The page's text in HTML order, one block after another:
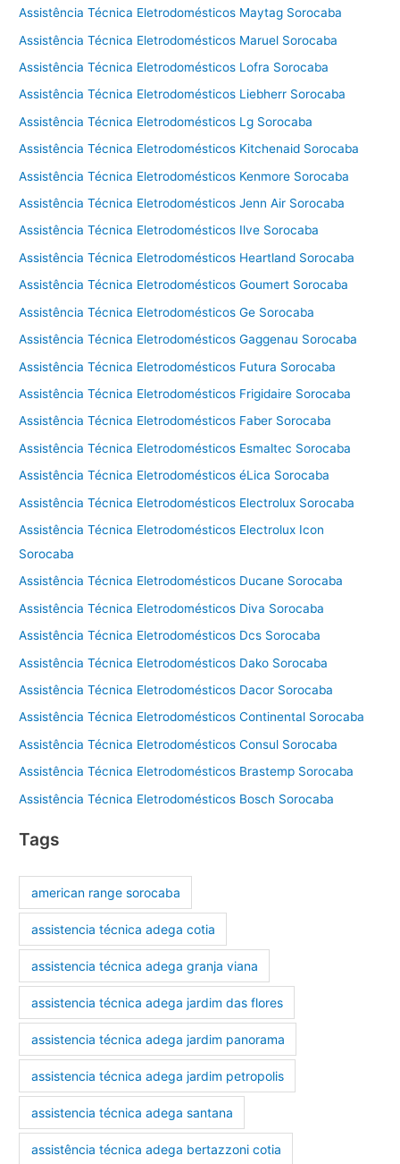
I
n
e
r
o
r
d
S
ã
a
u
o
Assistência Técnica Eletrodomésticos Maytag Sorocaba
Assistência Técnica Eletrodomésticos Maruel Sorocaba
Assistência Técnica Eletrodomésticos Lofra Sorocaba
Assistência Técnica Eletrodomésticos Liebherr Sorocaba
Assistência Técnica Eletrodomésticos Lg Sorocaba
Assistência Técnica Eletrodomésticos Kitchenaid Sorocaba
Assistência Técnica Eletrodomésticos Kenmore Sorocaba
Assistência Técnica Eletrodomésticos Jenn Air Sorocaba
Assistência Técnica Eletrodomésticos Ilve Sorocaba
Assistência Técnica Eletrodomésticos Heartland Sorocaba
Assistência Técnica Eletrodomésticos Goumert Sorocaba
Assistência Técnica Eletrodomésticos Ge Sorocaba
Assistência Técnica Eletrodomésticos Gaggenau Sorocaba
Assistência Técnica Eletrodomésticos Futura Sorocaba
Assistência Técnica Eletrodomésticos Frigidaire Sorocaba
Assistência Técnica Eletrodomésticos Faber Sorocaba
Assistência Técnica Eletrodomésticos Esmaltec Sorocaba
Assistência Técnica Eletrodomésticos éLica Sorocaba
Assistência Técnica Eletrodomésticos Electrolux Sorocaba
Assistência Técnica Eletrodomésticos Electrolux Icon
Sorocaba
Assistência Técnica Eletrodomésticos Ducane Sorocaba
Assistência Técnica Eletrodomésticos Diva Sorocaba
Assistência Técnica Eletrodomésticos Dcs Sorocaba
Assistência Técnica Eletrodomésticos Dako Sorocaba
Assistência Técnica Eletrodomésticos Dacor Sorocaba
Assistência Técnica Eletrodomésticos Continental Sorocaba
Assistência Técnica Eletrodomésticos Consul Sorocaba
Assistência Técnica Eletrodomésticos Brastemp Sorocaba
Assistência Técnica Eletrodomésticos Bosch Sorocaba
Tags
american range sorocaba
assistencia técnica adega cotia
assistencia técnica adega granja viana
assistencia técnica adega jardim das flores
assistencia técnica adega jardim panorama
assistencia técnica adega jardim petropolis
assistencia técnica adega santana
assistência técnica adega bertazzoni cotia